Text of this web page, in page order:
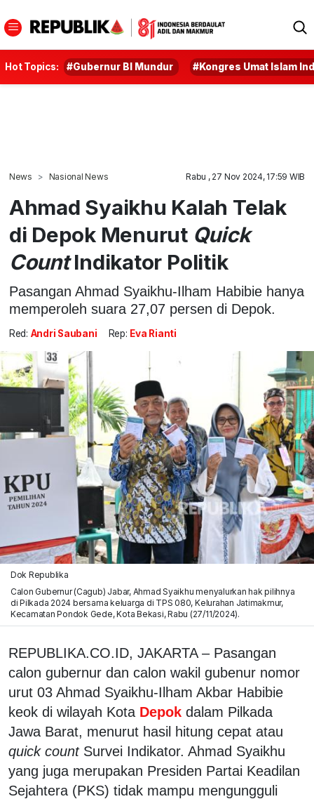
Hot Topics: #Gubernur BI Mundur #Kongres Umat Islam
News Nasional News Rabu , 27 Nov 2024, 17:59 WIB
Ahmad Syaikhu Kalah Telak
di Depok Menurut Quick
CountIndikator Politik
Pasangan Ahmad Syaikhu-Ilham Habibie hanya
memperoleh suara 27,07 persen di Depok.
Red: Andri Saubani Rep: Eva Rianti
Dok Republika
Calon Gubernur (Cagub) Jabar, Ahmad Syaikhu menyalurkan hak pilihnya
di Pilkada 2024 bersama keluarga di TPS 080, Kelurahan Jatimakmur,
Kecamatan Pondok Gede, Kota Bekasi, Rabu (27/11/2024).
REPUBLIKA.CO.ID, JAKARTA – Pasangan
calon gubernur dan calon wakil gubenur nomor
urut 03 Ahmad Syaikhu-Ilham Akbar Habibie
keok di wilayah Kota Depok dalam Pilkada
Jawa Barat, menurut hasil hitung cepat atau
quick countSurvei Indikator. Ahmad Syaikhu
yang juga merupakan Presiden Partai Keadilan
Sejahtera (PKS) tidak mampu mengungguli